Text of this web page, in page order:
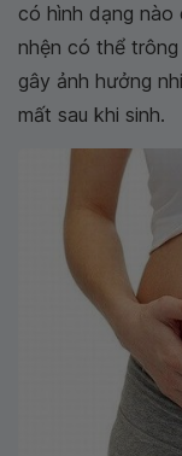
có hình dạng nào
nhện có thể
gây ảnh hưởng
mất sau khi sinh.